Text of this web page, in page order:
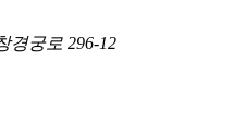
경궁로 296-12